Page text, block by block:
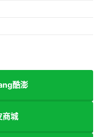
酷澎
商城